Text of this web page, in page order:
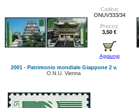
Codice:
ONUV333/34
Prezzo:
3,50 €
Aggiungi
2001 - Patrimonio mondiale Giappone 2 v.
O.N.U. Vienna